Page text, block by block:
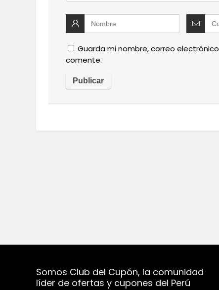
Guarda mi nombre, correo
comente.
Somos Club del Cupón, la comunidad
líder de ofertas y cupones del Perú